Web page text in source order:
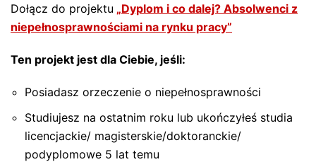
Dołącz do projektu „Dyplom i co dalej? Absolwenci z
niepełnosprawnościami na rynku pracy”
Ten projekt jest dla Ciebie, jeśli:
Posiadasz orzeczenie o niepełnosprawności
Studiujesz na ostatnim roku lub ukończyłeś studia
licencjackie/ magisterskie/doktoranckie/
podyplomowe 5 lat temu